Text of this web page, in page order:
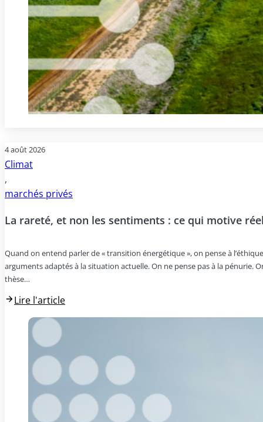
4 août 2026
Climat
,
marchés privés
La rareté, et non les sentiments : ce qui motive
Quand on entend parler de « transition énergétique », on pense à
arguments adaptés à la situation actuelle. On ne pense pas à la pénurie.
thèse…
Lire l'article